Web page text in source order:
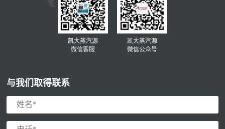
凯大蒸汽源
微信客服
凯大蒸汽源
微信公众号
与我们取得联系